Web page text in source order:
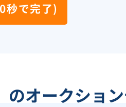
秒で完了)
のオークショ